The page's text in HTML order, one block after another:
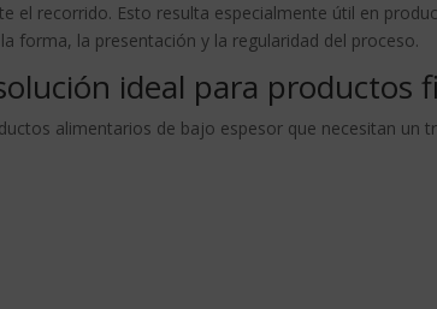
el recorrido. Esto resulta especialmente útil en
forma, la presentación y la regularidad del proceso.
ideal para productos
alimentarios de bajo espesor que necesitan un